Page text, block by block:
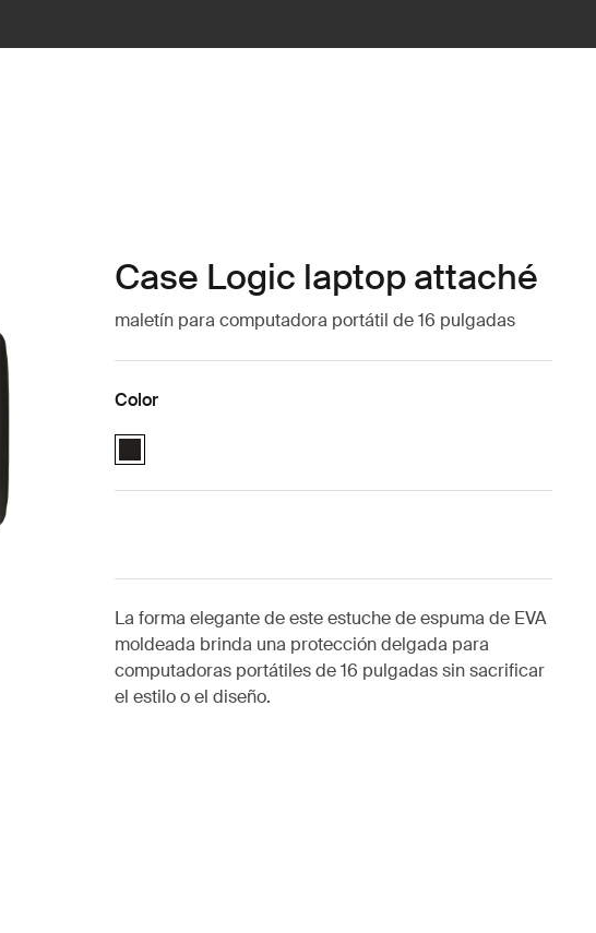
Case Logic laptop attaché
maletín para computadora portátil de 16 pulgadas
Color
Case Logic 16" Laptop Attaché Negro (selected)
La forma elegante de este estuche de espuma de EVA
moldeada brinda una protección delgada para
computadoras portátiles de 16 pulgadas sin sacrificar
el estilo o el diseño.